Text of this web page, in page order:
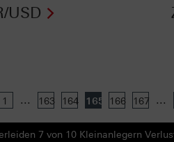
USD
1 ... 163 164 165 166 167 ...
7 von 10 Kleinanlegern